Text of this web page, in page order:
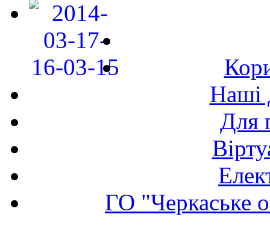
Наші
Для
ГО "Черкаське